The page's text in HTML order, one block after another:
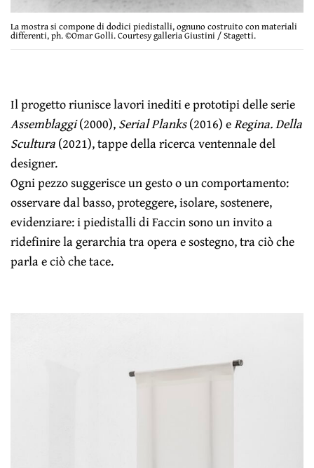
La mostra si compone di dodici piedistalli, ognuno costruito con materiali
differenti, ph. ©Omar Golli. Courtesy galleria Giustini / Stagetti.
Il progetto riunisce lavori inediti e prototipi delle serie
Assemblaggi(2000),Serial Planks(2016) eRegina. Della
Scultura(2021), tappe della ricerca ventennale del
designer.
Ogni pezzo suggerisce un gesto o un comportamento:
osservare dal basso, proteggere, isolare, sostenere,
evidenziare: i piedistalli di Faccin sono un invito a
ridefinire la gerarchia tra opera e sostegno, tra ciò che
parla e ciò che tace.